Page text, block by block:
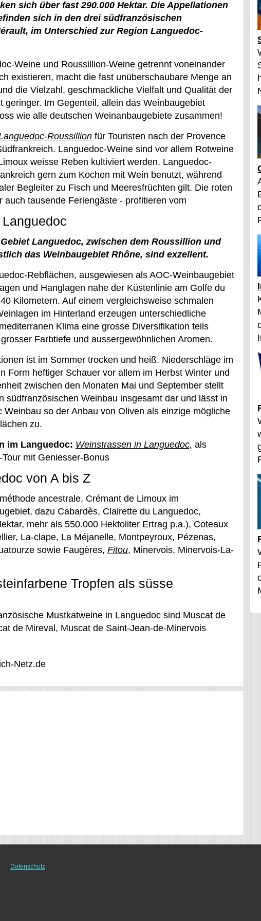
sich über fast 290.000 Hektar. Die Appellationen
sich in den drei südfranzösischen
im Unterschied zur Region Languedoc-
Weine und Roussillion-Weine getrennt voneinander
existieren, macht die fast unüberschaubare Menge an
die Vielzahl, geschmackliche Vielfalt und Qualität der
geringer. Im Gegenteil, allein das Weinbaugebiet
wie alle deutschen Weinanbaugebiete zusammen!
Roussillion für Touristen nach der Provence
Languedoc-Weine sind vor allem Rotweine
weisse Reben kultiviert werden. Languedoc-
gern zum Kochen mit Wein benutzt, während
Begleiter zu Fisch und Meeresfrüchten gilt. Die roten
tausende Feriengäste - profitieren vom
Languedoc, zwischen dem Roussillion und
das Weinbaugebiet Rhône, sind exzellent.
Rebflächen, ausgewiesen als AOC-Weinbaugebiet
und Hanglagen nahe der Küstenlinie am Golfe du
Kilometern. Auf einem vergleichsweise schmalen
im Hinterland erzeugen unterschiedliche
Klima eine grosse Diversifikation teils
Farbtiefe und aussergewöhnlichen Aromen.
ist im Sommer trocken und heiß. Niederschläge im
Form heftiger Schauer vor allem im Herbst Winter und
zwischen den Monaten Mai und September stellt
südfranzösischen Weinbau insgesamt dar und lässt in
so der Anbau von Oliven als einzige mögliche
zu.
im Languedoc: Weinstrassen in Languedoc, als
mit Geniesser-Bonus
von A bis Z
ancestrale, Crémant de Limoux im
dazu Cabardès, Clairette du Languedoc,
mehr als 550.000 Hektoliter Ertrag p.a.), Coteaux
La-clape, La Méjanelle, Montpeyroux, Pézenas,
sowie Faugères, Fitou, Minervois, Minervois-La-
Tropfen als süsse
Mustkatweine in Languedoc sind Muscat de
de Mireval, Muscat de Saint-Jean-de-Minervois
Netz.de
Datenschutz